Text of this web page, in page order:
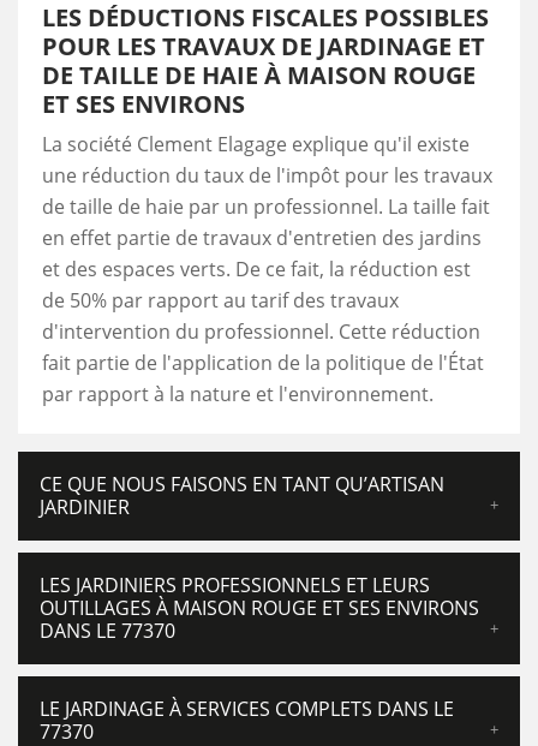
LES DÉDUCTIONS FISCALES POSSIBLES
POUR LES TRAVAUX DE JARDINAGE ET
DE TAILLE DE HAIE À MAISON ROUGE
ET SES ENVIRONS
La société Clement Elagage explique qu'il existe
une réduction du taux de l'impôt pour les travaux
de taille de haie par un professionnel. La taille fait
en effet partie de travaux d'entretien des jardins
et des espaces verts. De ce fait, la réduction est
de 50% par rapport au tarif des travaux
d'intervention du professionnel. Cette réduction
fait partie de l'application de la politique de l'État
par rapport à la nature et l'environnement.
CE QUE NOUS FAISONS EN TANT QU’ARTISAN
JARDINIER
LES JARDINIERS PROFESSIONNELS ET LEURS
OUTILLAGES À MAISON ROUGE ET SES ENVIRONS
DANS LE 77370
LE JARDINAGE À SERVICES COMPLETS DANS LE
77370